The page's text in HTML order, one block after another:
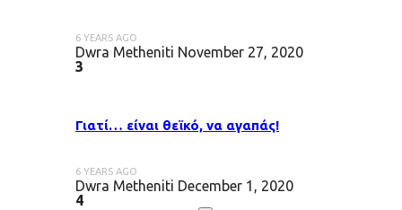
6 YEARS AGO
Dwra Metheniti November 27, 2020
3
Γιατί… είναι θεϊκό, να αγαπάς!
6 YEARS AGO
Dwra Metheniti December 1, 2020
4